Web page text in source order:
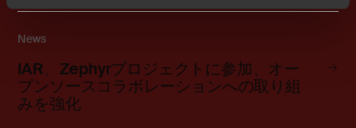
IAR、Zephyrプロジェクトに参加、オー
プンソースコラボレーションへの取り組
みを強化
News